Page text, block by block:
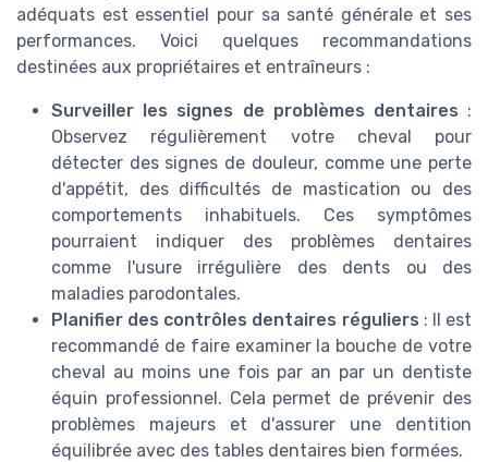
adéquats est essentiel pour sa santé générale et ses
performances. Voici quelques recommandations
destinées aux propriétaires et entraîneurs :
Surveiller les signes de problèmes dentaires :
Observez régulièrement votre cheval pour
détecter des signes de douleur, comme une perte
d'appétit, des difficultés de mastication ou des
comportements inhabituels. Ces symptômes
pourraient indiquer des problèmes dentaires
comme l'usure irrégulière des dents ou des
maladies parodontales.
Planifier des contrôles dentaires réguliers : Il est
recommandé de faire examiner la bouche de votre
cheval au moins une fois par an par un dentiste
équin professionnel. Cela permet de prévenir des
problèmes majeurs et d'assurer une dentition
équilibrée avec des tables dentaires bien formées.